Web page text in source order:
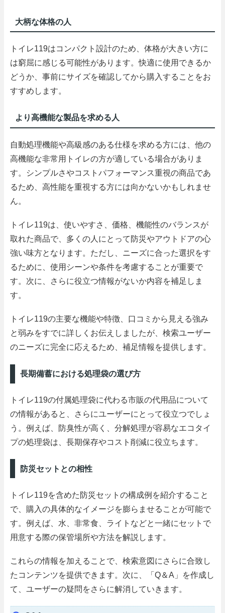
大柄な体格の人
トイレ119はコンパクト設計のため、体格が大きい方に
は窮屈に感じる可能性があります。快適に使用できるか
どうか、事前にサイズを確認してから購入することをお
すすめします。
より高機能な製品を求める人
自動処理機能や高級感のある仕様を求める方には、他の
高機能な非常用トイレの方が適している場合がありま
す。シンプルさやコストパフォーマンス重視の商品であ
るため、高性能を重視する方には向かないかもしれませ
ん。
トイレ119は、使いやすさ、価格、機能性のバランスが
取れた商品で、多くの人にとって防災やアウトドアの心
強い味方となります。ただし、ニーズに合った選択をす
るために、使用シーンや条件を考慮することが重要で
す。次に、さらに役立つ情報がないか内容を補足しま
す。
トイレ119の主要な機能や特徴、口コミから見える強み
と弱みをすでに詳しくお伝えしましたが、検索ユーザー
のニーズに完全に応えるため、補足情報を提供します。
長期備蓄における処理袋の選び方
トイレ119の付属処理袋に代わる市販の代用品について
の情報があると、さらにユーザーにとって役立つでしょ
う。例えば、防臭性が高く、分解処理が容易なエコタイ
プの処理袋は、長期保存やコスト削減に役立ちます。
防災セットとの相性
トイレ119を含めた防災セットの構成例を紹介すること
で、購入の具体的なイメージを膨らませることが可能で
す。例えば、水、非常食、ライトなどと一緒にセットで
用意する際の保管場所や方法を解説します。
これらの情報を加えることで、検索意図にさらに合致し
たコンテンツを提供できます。次に、「Q＆A」を作成し
て、ユーザーの疑問をさらに解消していきます。